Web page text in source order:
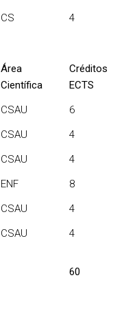
CS 4
Área
Científica
Créditos
ECTS
CSAU
6
CSAU
4
CSAU
4
ENF
8
CSAU
4
CSAU 4
60